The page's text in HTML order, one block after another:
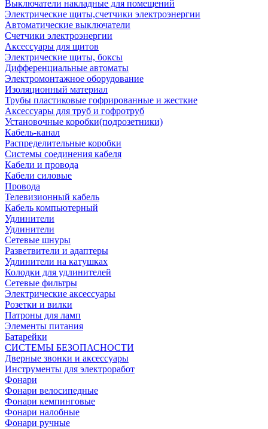
Выключатели накладные для помещений
Электрические щиты,счетчики электроэнергии
Автоматические выключатели
Счетчики электроэнергии
Аксессуары для щитов
Электрические щиты, боксы
Дифференциальные автоматы
Электромонтажное оборудование
Изоляционный материал
Трубы пластиковые гофрированные и жесткие
Аксессуары для труб и гофротруб
Установочные коробки(подрозетники)
Кабель-канал
Распределительные коробки
Системы соединения кабеля
Кабели и провода
Кабели силовые
Провода
Телевизионный кабель
Кабель компьютерный
Удлинители
Удлинители
Сетевые шнуры
Разветвители и адаптеры
Удлинители на катушках
Колодки для удлинителей
Сетевые фильтры
Электрические аксессуары
Розетки и вилки
Патроны для ламп
Элементы питания
Батарейки
СИСТЕМЫ БЕЗОПАСНОСТИ
Дверные звонки и аксессуары
Инструменты для электроработ
Фонари
Фонари велосипедные
Фонари кемпинговые
Фонари налобные
Фонари ручные